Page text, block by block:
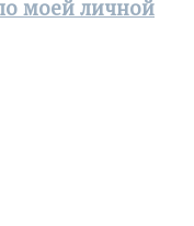
моей личной